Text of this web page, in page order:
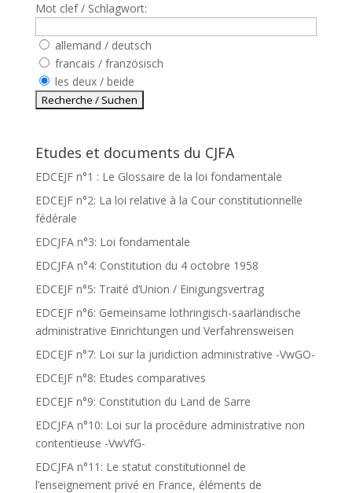
Mot clef / Schlagwort:
allemand / deutsch
francais / französisch
les deux / beide
Etudes et documents du CJFA
EDCEJF n°1 : Le Glossaire de la loi fondamentale
EDCEJF n°2: La loi relative à la Cour constitutionnelle
fédérale
EDCJFA n°3: Loi fondamentale
EDCJFA n°4: Constitution du 4 octobre 1958
EDCEJF n°5: Traité d’Union / Einigungsvertrag
EDCEJF n°6: Gemeinsame lothringisch-saarländische
administrative Einrichtungen und Verfahrensweisen
EDCEJF n°7: Loi sur la juridiction administrative -VwGO-
EDCEJF n°8: Etudes comparatives
EDCEJF n°9: Constitution du Land de Sarre
EDCJFA n°10: Loi sur la procédure administrative non
contentieuse -VwVfG-
EDCJFA n°11: Le statut constitutionnel de
l’enseignement privé en France, éléments de